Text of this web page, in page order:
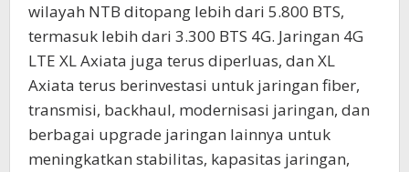
wilayah NTB ditopang lebih dari 5.800 BTS,
termasuk lebih dari 3.300 BTS 4G. Jaringan 4G
LTE XL Axiata juga terus diperluas, dan XL
Axiata terus berinvestasi untuk jaringan fiber,
transmisi, backhaul, modernisasi jaringan, dan
berbagai upgrade jaringan lainnya untuk
meningkatkan stabilitas, kapasitas jaringan,